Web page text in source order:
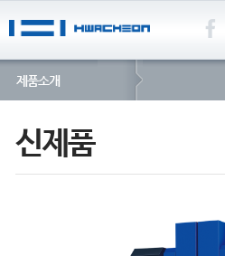
제품소개
신제품